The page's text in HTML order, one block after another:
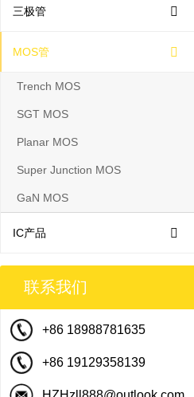
三极管
MOS管
Trench MOS
SGT MOS
Planar MOS
Super Junction MOS
GaN MOS
IC产品
联系我们
+86 18988781635
+86 19129358139